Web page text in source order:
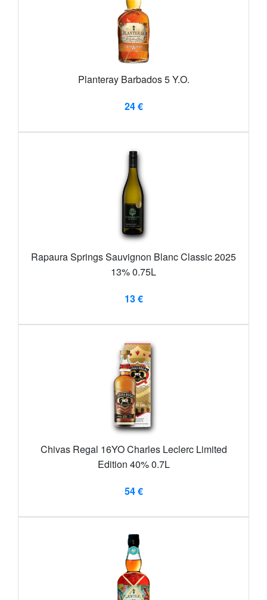
Planteray Barbados 5 Y.O.
24 €
Rapaura Springs Sauvignon Blanc Classic 2025
13% 0.75L
13 €
Chivas Regal 16YO Charles Leclerc Limited
Edition 40% 0.7L
54 €